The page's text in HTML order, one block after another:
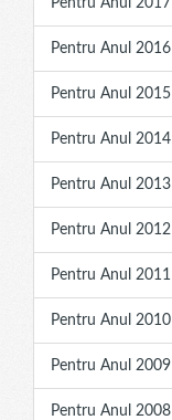
Pentru Anul 2017
Pentru Anul 2016
Pentru Anul 2015
Pentru Anul 2014
Pentru Anul 2013
Pentru Anul 2012
Pentru Anul 2011
Pentru Anul 2010
Pentru Anul 2009
Pentru Anul 2008